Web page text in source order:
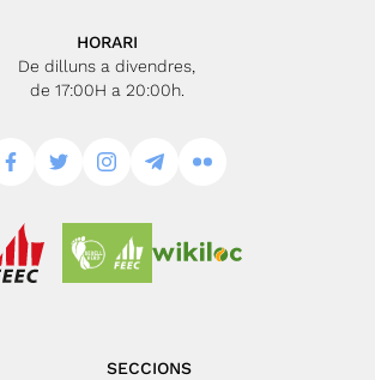
HORARI
De dilluns a divendres,
de 17:00H a 20:00h.
SECCIONS